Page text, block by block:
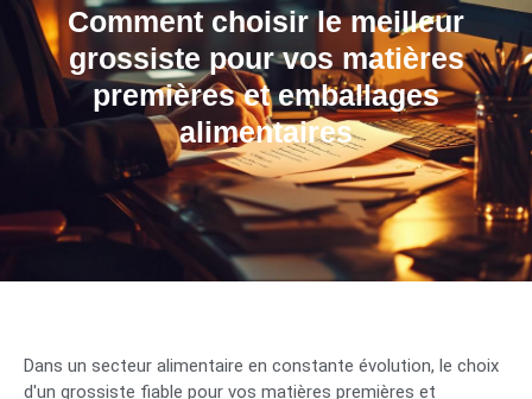
Comment choisir le meilleur
grossiste pour vos matières
premières et emballages
alimentaires
Dans un secteur alimentaire en constante évolution, le choix
d'un grossiste fiable pour vos matières premières et